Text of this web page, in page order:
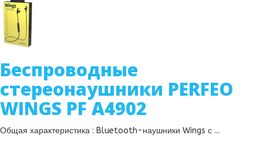
Беспроводные
стереонаушники PERFEO
WINGS PF A4902
Общая характеристика : Bluetooth-наушники Wings с ...